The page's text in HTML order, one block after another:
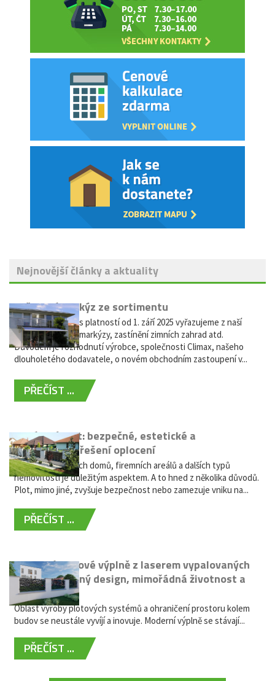
Nejnovější články a aktuality
Vyřazení markýz ze sortimentu
Vážení zákazníci, s platností od 1. září 2025 vyřazujeme z naší
nabídky výsuvné markýzy, zastínění zimních zahrad atd.
Důvodem je rozhodnutí výrobce, společnosti Climax, našeho
dlouholetého dodavatele, o novém obchodním zastoupení v...
PŘEČÍST ...
Hliníkový plot: bezpečné, estetické a
bezúdržbové řešení oplocení
Oplocení rodinných domů, firemních areálů a dalších typů
nemovitostí je důležitým aspektem. A to hned z několika důvodů.
Plot, mimo jiné, zvyšuje bezpečnost nebo zamezuje vniku na...
PŘEČÍST ...
Moderní plotové výplně z laserem vypalovaných
kovů: výjimečný design, mimořádná životnost a
žádná údržba
Oblast výroby plotových systémů a ohraničení prostoru kolem
budov se neustále vyvíjí a inovuje. Moderní výplně se stávají...
PŘEČÍST ...